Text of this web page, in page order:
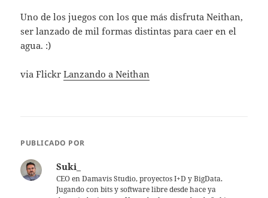
Uno de los juegos con los que más disfruta Neithan,
ser lanzado de mil formas distintas para caer en el
agua. :)
via FlickrLanzando a Neithan
PUBLICADO POR
Suki_
CEO en Damavis Studio, proyectos I+D y BigData.
Jugando con bits y software libre desde hace ya